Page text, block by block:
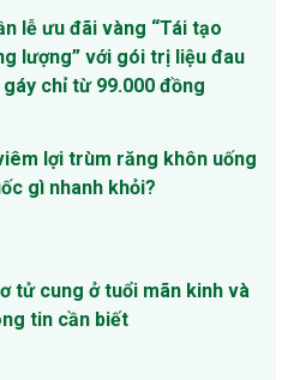
lễ ưu đãi vàng “Tái tạo
lượng” với gói trị liệu đau
chỉ từ 99.000 đồng
lợi trùm răng khôn uống
gì nhanh khỏi?
tử cung ở tuổi mãn kinh và
tin cần biết